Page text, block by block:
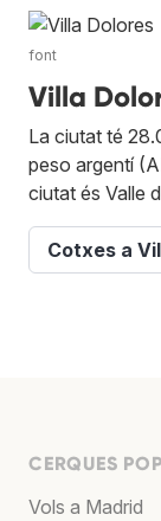
font
Villa
La ciutat té
peso argentí
ciutat és Valle
Cotxes a
CERQUES
Vols a Madrid